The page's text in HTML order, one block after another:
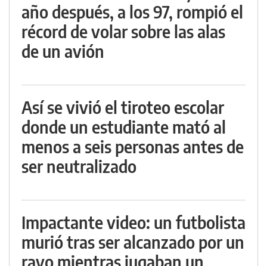
año después, a los 97, rompió el
récord de volar sobre las alas
de un avión
Así se vivió el tiroteo escolar
donde un estudiante mató al
menos a seis personas antes de
ser neutralizado
Impactante video: un futbolista
murió tras ser alcanzado por un
rayo mientras jugaban un